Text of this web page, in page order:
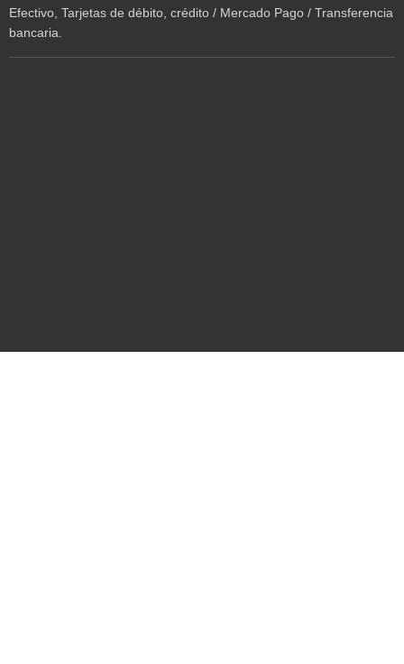
Efectivo, Tarjetas de débito, crédito / Mercado Pago / Transferencia
bancaria.